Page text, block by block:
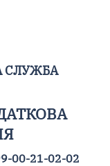
СЛУЖБА
00-21-02-02